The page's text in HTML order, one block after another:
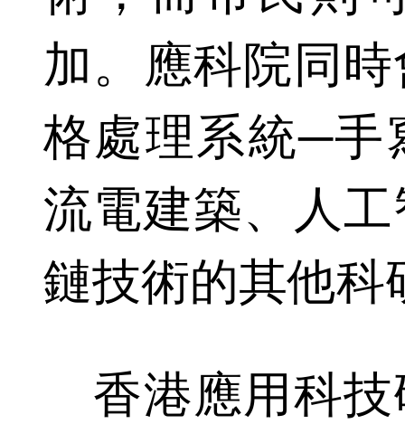
加。應科院同
格處理系統─手
流電建築、人
鏈技術的其他科
香港應用科技